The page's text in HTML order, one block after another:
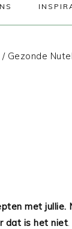
/Gezonde
met jullie.
dat is het niet.